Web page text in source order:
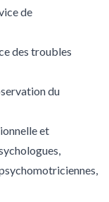
de
des troubles
du
et